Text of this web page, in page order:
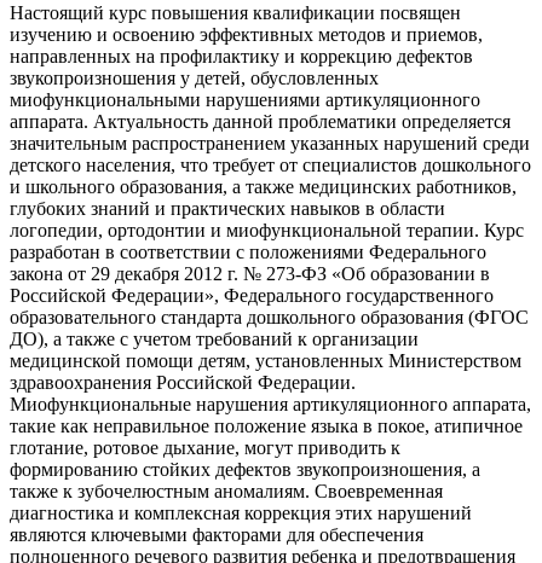
Настоящий курс повышения квалификации посвящен
изучению и освоению эффективных методов и приемов,
направленных на профилактику и коррекцию дефектов
звукопроизношения у детей, обусловленных
миофункциональными нарушениями артикуляционного
аппарата. Актуальность данной проблематики определяется
значительным распространением указанных нарушений среди
детского населения, что требует от специалистов дошкольного
и школьного образования, а также медицинских работников,
глубоких знаний и практических навыков в области
логопедии, ортодонтии и миофункциональной терапии. Курс
разработан в соответствии с положениями Федерального
закона от 29 декабря 2012 г. № 273-ФЗ «Об образовании в
Российской Федерации», Федерального государственного
образовательного стандарта дошкольного образования (ФГОС
ДО), а также с учетом требований к организации
медицинской помощи детям, установленных Министерством
здравоохранения Российской Федерации.
Миофункциональные нарушения артикуляционного аппарата,
такие как неправильное положение языка в покое, атипичное
глотание, ротовое дыхание, могут приводить к
формированию стойких дефектов звукопроизношения, а
также к зубочелюстным аномалиям. Своевременная
диагностика и комплексная коррекция этих нарушений
являются ключевыми факторами для обеспечения
полноценного речевого развития ребенка и предотвращения